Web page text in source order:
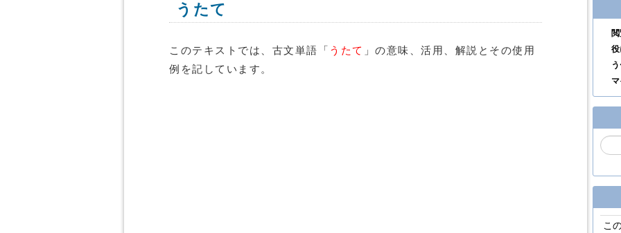
うたて
このテキストでは、古文単語「 うたて 」の意味、活用、解説とその使用
例を記しています。
こ